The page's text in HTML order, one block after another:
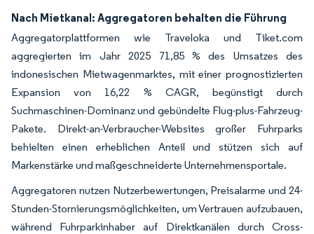
Nach Mietkanal: Aggregatoren behalten die Führung
Aggregatorplattformen wie Traveloka und Tiket.com
aggregierten im Jahr 2025 71,85 % des Umsatzes des
indonesischen Mietwagenmarktes, mit einer prognostizierten
Expansion von 16,22 % CAGR, begünstigt durch
Suchmaschinen-Dominanz und gebündelte Flug-plus-Fahrzeug-
Pakete. Direkt-an-Verbraucher-Websites großer Fuhrparks
behielten einen erheblichen Anteil und stützen sich auf
Markenstärke und maßgeschneiderte Unternehmensportale.
Aggregatoren nutzen Nutzerbewertungen, Preisalarme und 24-
Stunden-Stornierungsmöglichkeiten, um Vertrauen aufzubauen,
während Fuhrparkinhaber auf Direktkanälen durch Cross-